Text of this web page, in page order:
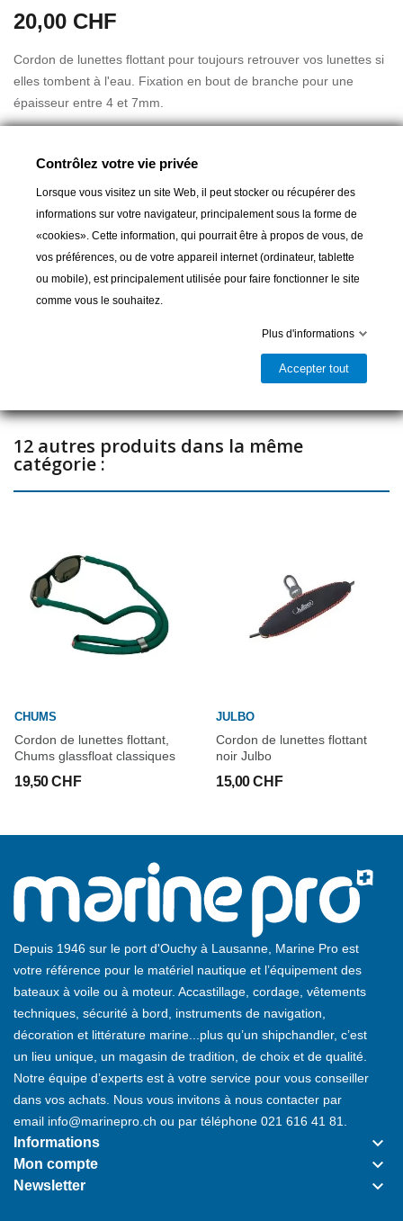
20,00 CHF
Cordon de lunettes flottant pour toujours retrouver vos lunettes si
elles tombent à l'eau. Fixation en bout de branche pour une
épaisseur entre 4 et 7mm.
pouvons vous garantier la couleur livrée qui dépend du stock du
magasin).
Ajouter au panier
12 autres produits dans la même
catégorie :
CHUMS
Cordon de lunettes flottant,
Chums glassfloat classiques
19,50 CHF
JULBO
Cordon de lunettes flottant
noir Julbo
15,00 CHF
Depuis 1946 sur le port d'Ouchy à Lausanne, Marine Pro est
votre référence pour le matériel nautique et l’équipement des
bateaux à voile ou à moteur. Accastillage, cordage, vêtements
techniques, sécurité à bord, instruments de navigation,
décoration et littérature marine...plus qu’un shipchandler, c’est
un lieu unique, un magasin de tradition, de choix et de qualité.
Notre équipe d’experts est à votre service pour vous conseiller
dans vos achats. Nous vous invitons à nous contacter par
email info@marinepro.ch ou par téléphone 021 616 41 81
Informations keyboard_arrow_down
Mon compte keyboard_arrow_down
Newsletter keyboard_arrow_down
Contrôlez votre vie privée
Lorsque vous visitez un site Web, il peut stocker ou récupérer des
informations sur votre navigateur, principalement sous la forme de
«cookies». Cette information, qui pourrait être à propos de vous, de
vos préférences, ou de votre appareil internet (ordinateur, tablette
ou mobile), est principalement utilisée pour faire fonctionner le site
comme vous le souhaitez.
Plus d'informations
Accepter tout